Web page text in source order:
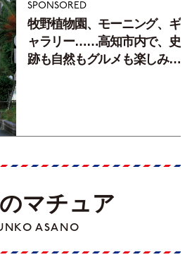
SPONSORED
牧野植物園、モーニング、ギ
ャラリー……高知市内で、史
跡も自然もグルメも楽しみ尽
マチュア
ASANO